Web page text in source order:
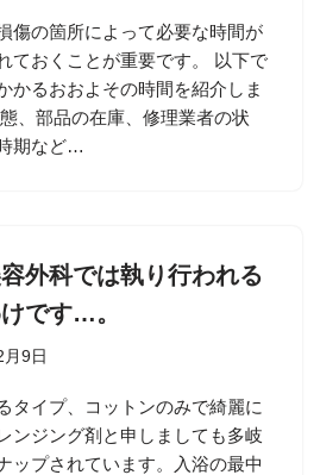
傷の箇所によって必要な時間が
ておくことが重要です。 以下で
かるおおよその時間を紹介しま
、部品の在庫、修理業者の状
期など…
外科では執り行われる
です…。
9日
タイプ、コットンのみで綺麗に
ンジング剤と申しましても多岐
ップされています。入浴の最中